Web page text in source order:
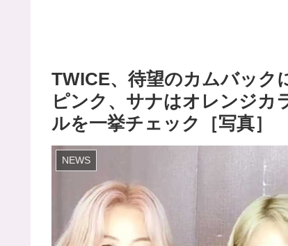
TWICE、待望のカムバック
ピンク、サナはオレンジカ
ルを一挙チェック［写真］
NEWS